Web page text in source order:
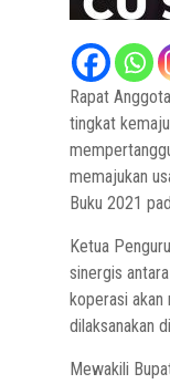
Rapat
tingkat
memajukan
Buku 2021
Ketua
sinergis
koperasi akan
dilaksanakan
Mewakili